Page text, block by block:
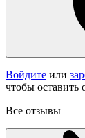
Войдите или
чтобы оставить
Все отзывы